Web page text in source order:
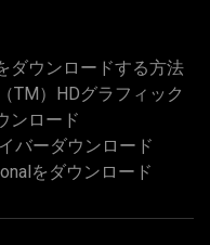
ダウンロードする方法
TM）HDグラフィック
ンロード
バーダウンロード
をダウンロード